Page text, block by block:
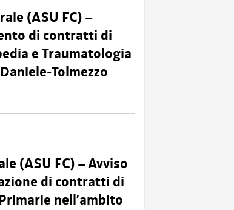
(ASU FC) –
di contratti di
e Traumatologia
Tolmezzo
(ASU FC) – Avviso
di contratti di
nell’ambito